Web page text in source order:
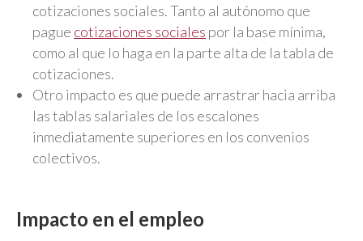
cotizaciones sociales. Tanto al autónomo que
pague cotizaciones sociales por la base mínima,
como al que lo haga en la parte alta de la tabla de
cotizaciones.
Otro impacto es que puede arrastrar hacia arriba
las tablas salariales de los escalones
inmediatamente superiores en los convenios
colectivos.
Impacto en el empleo